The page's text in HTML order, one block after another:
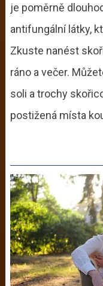
je poměrně
antifungální látky,
Zkuste nanést
ráno a večer.
soli a trochy
postižená místa